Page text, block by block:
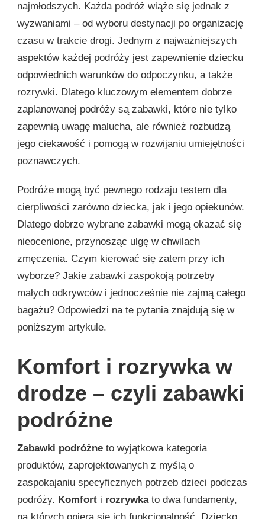
najmłodszych. Każda podróż wiąże się jednak z
wyzwaniami – od wyboru destynacji po organizację
czasu w trakcie drogi. Jednym z najważniejszych
aspektów każdej podróży jest zapewnienie dziecku
odpowiednich warunków do odpoczynku, a także
rozrywki. Dlatego kluczowym elementem dobrze
zaplanowanej podróży są zabawki, które nie tylko
zapewnią uwagę malucha, ale również rozbudzą
jego ciekawość i pomogą w rozwijaniu umiejętności
poznawczych.
Podróże mogą być pewnego rodzaju testem dla
cierpliwości zarówno dziecka, jak i jego opiekunów.
Dlatego dobrze wybrane zabawki mogą okazać się
nieocenione, przynosząc ulgę w chwilach
zmęczenia. Czym kierować się zatem przy ich
wyborze? Jakie zabawki zaspokoją potrzeby
małych odkrywców i jednocześnie nie zajmą całego
bagażu? Odpowiedzi na te pytania znajdują się w
poniższym artykule.
Komfort i rozrywka w
drodze – czyli zabawki
podróżne
Zabawki podróżne to wyjątkowa kategoria
produktów, zaprojektowanych z myślą o
zaspokajaniu specyficznych potrzeb dzieci podczas
podróży. Komfort i rozrywkato dwa fundamenty,